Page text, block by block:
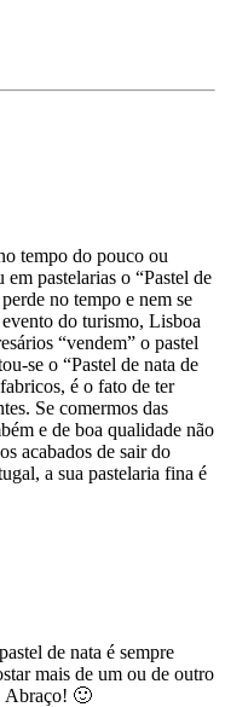
tempo do pouco ou
pastelarias o “Pastel de
no tempo e nem se
do turismo, Lisboa
“vendem” o pastel
se o “Pastel de nata de
é o fato de ter
Se comermos das
e de boa qualidade não
acabados de sair do
a sua pastelaria fina é
de nata é sempre
mais de um ou de outro
Abraço! 🙂